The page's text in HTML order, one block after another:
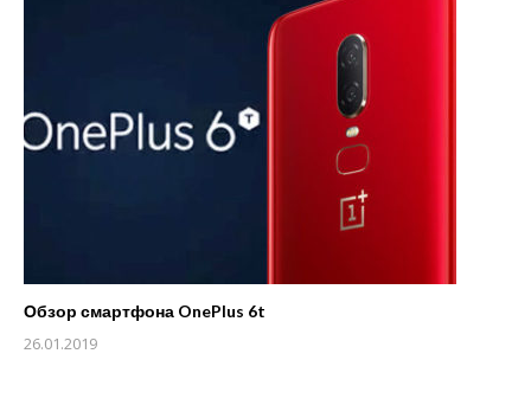
Обзор смартфона OnePlus 6t
26.01.2019